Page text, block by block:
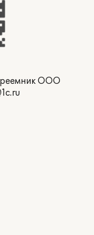
ООО